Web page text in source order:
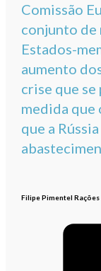
Comissão
conjunto de
Estados-
aumento
crise que
medida que
que a
Filipe Pimentel Rações